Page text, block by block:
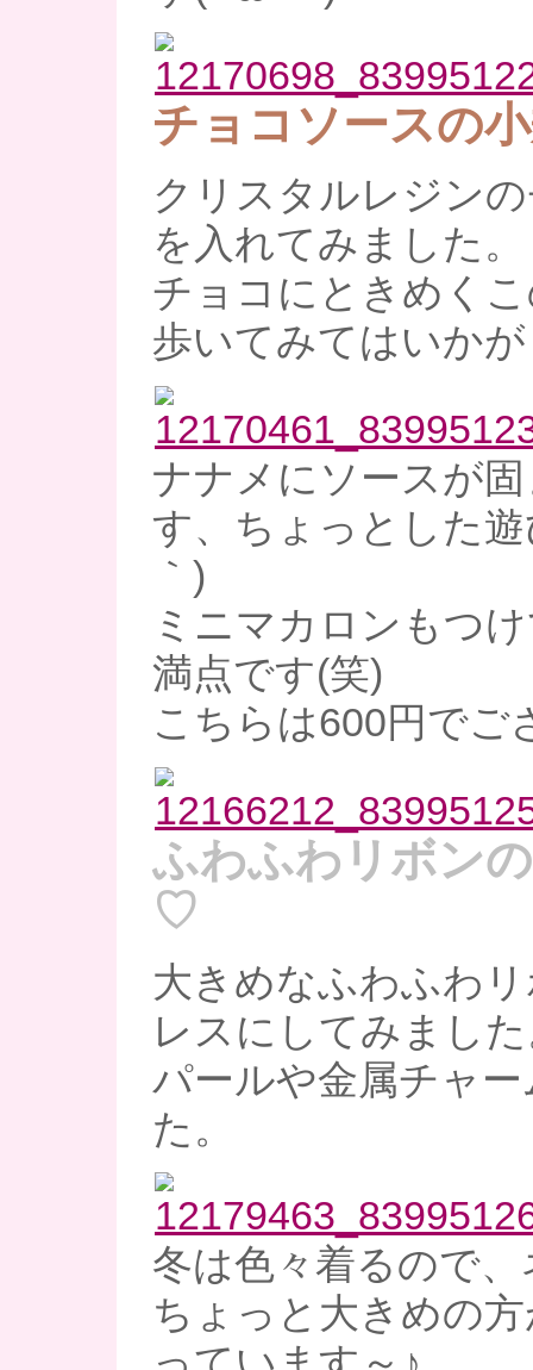
チョコソースの
クリスタルレジン
を入れてみました。
チョコにときめく
歩いてみてはいか
ナナメにソースが
す、ちょっとした遊
｀)
ミニマカロンもつ
満点です(笑)
こちらは600円でご
ふわふわリボン
♡
大きめなふわふわ
レスにしてみまし
パールや金属チャ
た。
冬は色々着るので
ちょっと大きめの